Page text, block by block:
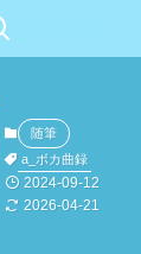
随筆
a_ボカ曲録
2024-09-12
2026-04-21